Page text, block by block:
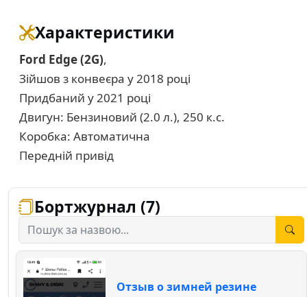
Характеристики
Ford Edge (2G),
Зійшов з конвеєра у 2018 році
Придбаний у 2021 році
Двигун: Бензиновий (2.0 л.), 250 к.с.
Коробка: Автоматична
Передній привід
Бортжурнал (7)
Отзыв о зимней резине